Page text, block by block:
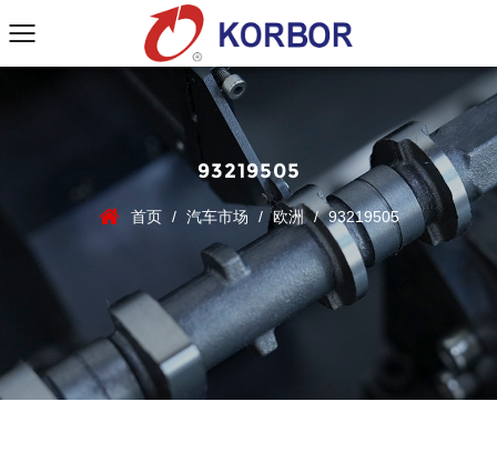
93219505
首页 / 汽车市场 / 欧洲 / 93219505